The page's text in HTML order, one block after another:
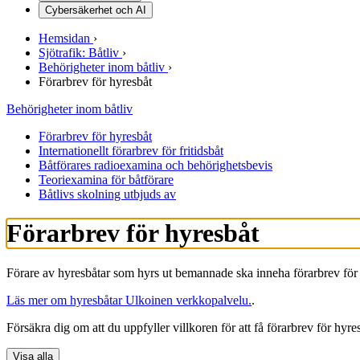
Cybersäkerhet och AI
Hemsidan ›
Sjötrafik: Båtliv ›
Behörigheter inom båtliv ›
Förarbrev för hyresbåt
Behörigheter inom båtliv
Förarbrev för hyresbåt
Internationellt förarbrev för fritidsbåt
Båtförares radioexamina och behörighetsbevis
Teoriexamina för båtförare
Båtlivs skolning utbjuds av
Förarbrev för hyresbåt
Förare av hyresbåtar som hyrs ut bemannade ska inneha förarbrev för
Läs mer om hyresbåtar Ulkoinen verkkopalvelu..
Försäkra dig om att du uppfyller villkoren för att få förarbrev för
Visa alla